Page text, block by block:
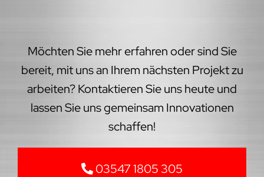
Möchten Sie mehr erfahren oder sind Sie
bereit, mit uns an Ihrem nächsten Projekt zu
arbeiten? Kontaktieren Sie uns heute und
lassen Sie uns gemeinsam Innovationen
schaffen!
03547 1805 305